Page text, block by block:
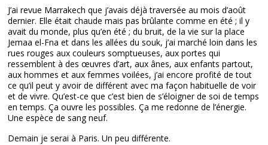
J’ai revue Marrakech que j’avais déjà traversée au mois d’août
dernier. Elle était chaude mais pas brûlante comme en été ; il y
avait du monde, plus qu’en été ; du bruit, de la vie sur la place
Jemaa el-Fna et dans les allées du souk, j’ai marché loin dans les
rues rouges aux couleurs somptueuses, aux portes qui
ressemblent à des œuvres d’art, aux ânes, aux enfants partout,
aux hommes et aux femmes voilées, j’ai encore profité de tout
ce qu’il peut y avoir de différent avec ma façon habituelle de voir
et de vivre. Qu’est-ce que c’est bien de s’éloigner de soi de temps
en temps. Ça ouvre les possibles. Ça me redonne de l’énergie.
Une espèce de sang neuf.
Demain je serai à Paris. Un peu différente.